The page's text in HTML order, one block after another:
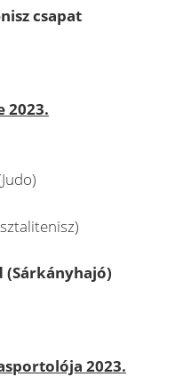
csapat
2023.
(Sárkányhajó)
2023.